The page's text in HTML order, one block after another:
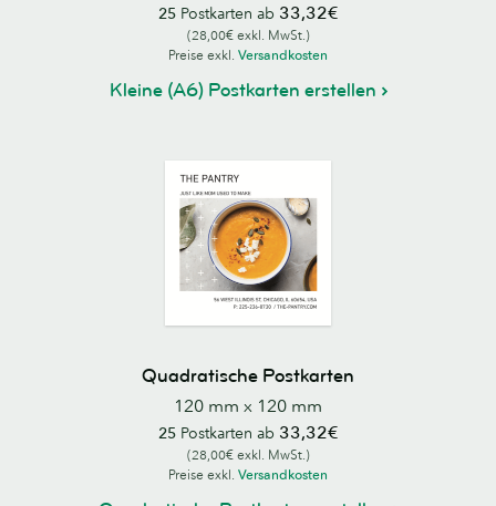
25Postkarten ab 33,32€
(28,00€ exkl. MwSt.)
Preise exkl. Versandkosten
Kleine (A6) Postkarten erstellen
Quadratische Postkarten
120 mm x 120 mm
25Postkarten ab 33,32€
(28,00€ exkl. MwSt.)
Preise exkl. Versandkosten